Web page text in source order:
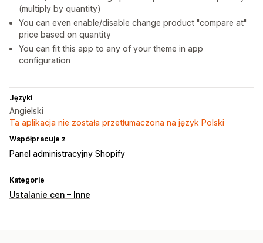
(multiply by quantity)
You can even enable/disable change product "compare at"
price based on quantity
You can fit this app to any of your theme in app
configuration
Języki
Angielski
Ta aplikacja nie została przetłumaczona na język Polski
Współpracuje z
Panel administracyjny Shopify
Kategorie
Ustalanie cen – Inne